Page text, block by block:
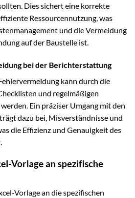
Dies sichert eine korrekte
Ressourcennutzung, was
und die Vermeidung
auf der Baustelle ist.
bei der Berichterstattung
kann durch die
und regelmäßigen
Ein präziser Umgang mit den
dazu bei, Misverständnisse und
die Effizienz und Genauigkeit des
Vorlage an spezifische
Vorlage an die spezifischen